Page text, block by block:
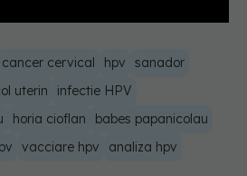
cancer cervical hpv
sanador
uterin
infectie HPV
horia cioflan
babes papanicolau
vacciare hpv analiza hpv